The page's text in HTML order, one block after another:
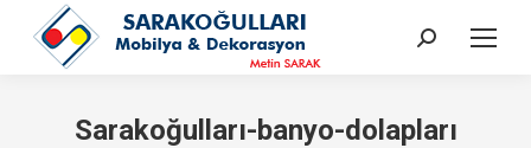
Search:
Sarakoğulları-banyo-dolapları